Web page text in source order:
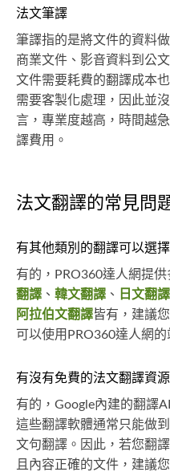
法文筆譯
筆譯指的是將文件的資料
商業文件、影音資料到公
文件需要耗費的翻譯成本
需要客製化處理，因此並
言，專業度越高，時間越
譯費用。
法文翻譯的常見問
有其他類別的翻譯可以選擇
有的，PRO360達人網提
翻譯 、 韓文翻譯 、 日文翻譯
阿拉伯文翻譯皆有，建議
可以使用PRO360達人網的
有沒有免費的法文翻譯資
有的，Google內建的翻譯
這些翻譯軟體通常只能做
文句翻譯。因此，若您翻
且內容正確的文件，建議